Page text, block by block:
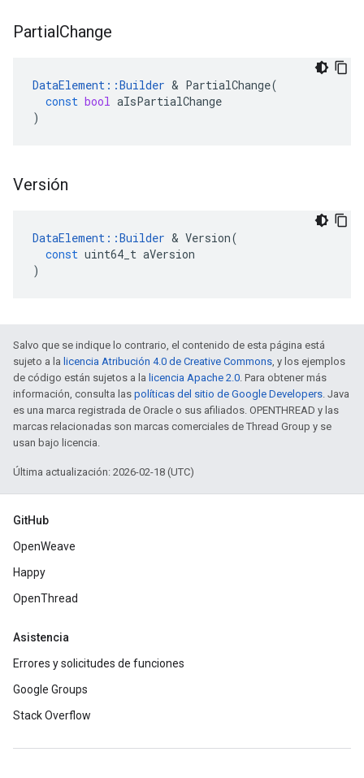
PartialChange
DataElement ::Builder & PartialChange(
const bool aIsPartialChange
)
Versión
DataElement ::Builder & Version(
const uint64_t aVersion
)
Salvo que se indique lo contrario, el contenido de esta página está
sujeto a la licencia Atribución 4.0 de Creative Commons, y los ejemplos
de código están sujetos a la licencia Apache 2.0. Para obtener más
información, consulta las políticas del sitio de Google Developers. Java
es una marca registrada de Oracle o sus afiliados. OPENTHREAD y las
marcas relacionadas son marcas comerciales de Thread Group y se
usan bajo licencia.
Última actualización: 2026-02-18 (UTC)
GitHub
OpenWeave
Happy
OpenThread
Asistencia
Errores y solicitudes de funciones
Google Groups
Stack Overflow